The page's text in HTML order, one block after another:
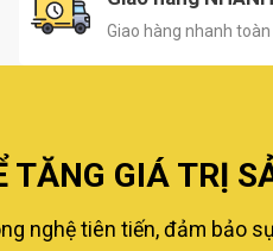
Giao hàng nhanh
GIÁ TRỊ
nghệ tiên tiến, đảm bảo